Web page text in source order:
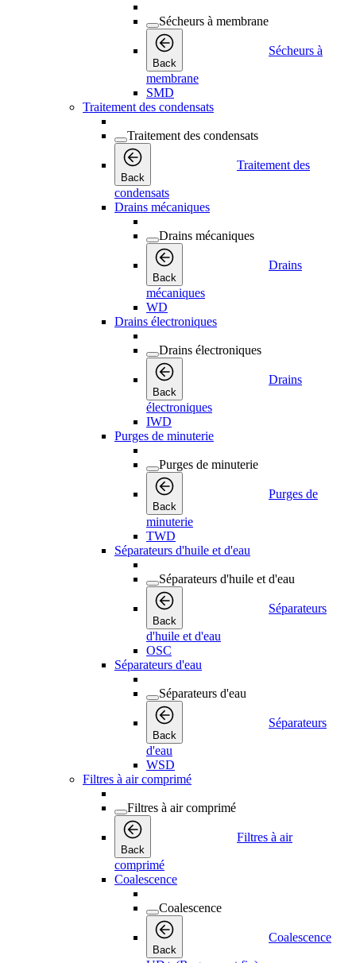
Sécheurs à membrane
Back
Sécheurs à
membrane
SMD
Traitement des condensats
Traitement des condensats
Back
Traitement des
condensats
Drains mécaniques
Drains mécaniques
Back
Drains
mécaniques
WD
Drains électroniques
Drains électroniques
Back
Drains
électroniques
IWD
Purges de minuterie
Purges de minuterie
Back
Purges de
minuterie
TWD
Séparateurs d'huile et d'eau
Séparateurs d'huile et d'eau
Back
Séparateurs
d'huile et d'eau
OSC
Séparateurs d'eau
Séparateurs d'eau
Back
Séparateurs
d'eau
WSD
Filtres à air comprimé
Filtres à air comprimé
Back
Filtres à air
comprimé
Coalescence
Coalescence
Back
Coalescence